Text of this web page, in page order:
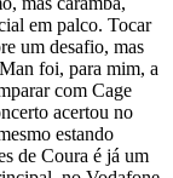
em palco. Tocar
um desafio, mas
foi, para mim, a
com Cage
acertou no
estando
de Coura é já um